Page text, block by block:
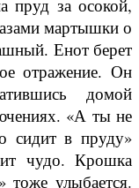
пруд за осокой,
мартышки о
Енот берет
отражение. Он
домой
«А ты не
сидит в пруду»
чудо. Крошка
тоже улыбается.